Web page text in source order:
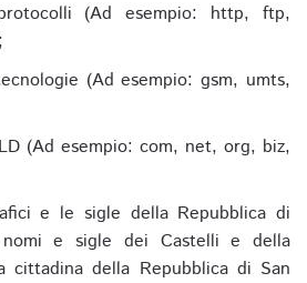
(Ad esempio: http, ftp,
(Ad esempio: gsm, umts,
(Ad esempio: com, net, org, biz,
e le sigle della Repubblica di
nomi e sigle dei Castelli e della
cittadina della Repubblica di San